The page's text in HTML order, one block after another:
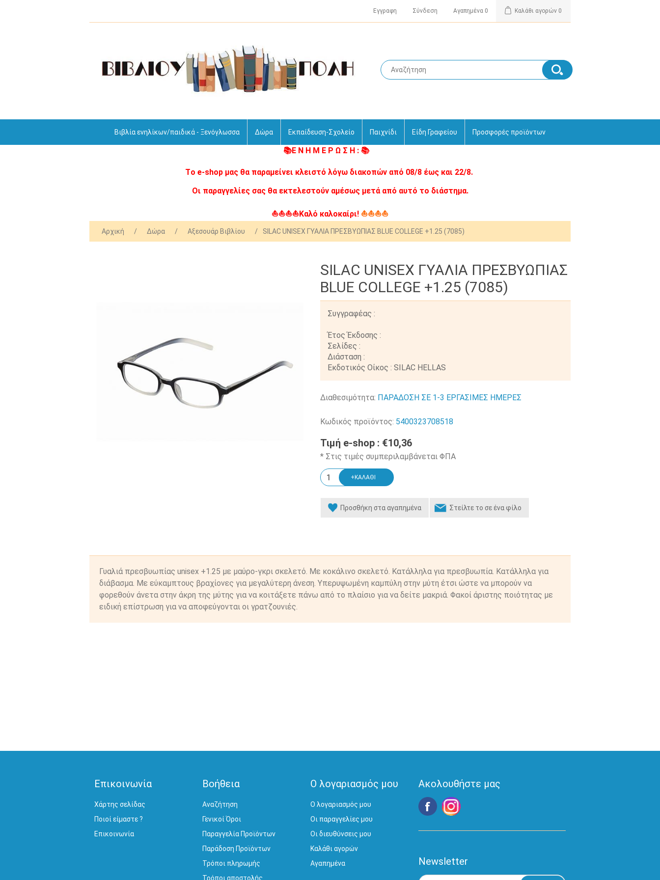
Εγγραφη Σύνδεση Αγαπημένα 0 Καλάθι αγορών 0
Βιβλία ενηλίκων/παιδικά - Ξενόγλωσσα Δώρα Εκπαίδευση-Σχολείο Παιχνίδι Είδη Γραφείου Προσφορές προϊόντων
📚Ε Ν Η Μ Ε Ρ Ω Σ Η : 📚
Tο e-shop μας θα παραμείνει κλειστό λόγω διακοπών από 08/8 έως και 22/8.
Οι παραγγελίες σας θα εκτελεστούν αμέσως μετά από αυτό το διάστημα.
⛵⛵⛵⛵Καλό καλοκαίρι! ⛵⛵⛵⛵
Αρχική / Δώρα / Αξεσουάρ Βιβλίου / SILAC UNISEX ΓΥΑΛΙΑ ΠΡΕΣΒΥΩΠΙΑΣ BLUE COLLEGE +1.25 (7085)
SILAC UNISEX ΓΥΑΛΙΑ ΠΡΕΣΒΥΩΠΙΑΣ
BLUE COLLEGE +1.25 (7085)
Συγγραφέας :
Έτος Έκδοσης :
Σελίδες :
Διάσταση :
Εκδοτικός Οίκος : SILAC HELLAS
Διαθεσιμότητα: ΠΑΡΑΔΟΣΗ ΣΕ 1-3 ΕΡΓΑΣΙΜΕΣ ΗΜΕΡΕΣ
Κωδικός προϊόντος: 5400323708518
Τιμή e-shop : €10,36
* Στις τιμές συμπεριλαμβάνεται ΦΠΑ
Γυαλιά πρεσβυωπίας unisex +1.25 με μαύρο-γκρι σκελετό. Με κοκάλινο σκελετό. Κατάλληλα για πρεσβυωπία. Κατάλληλα για
διάβασμα. Με εύκαμπτους βραχίονες για μεγαλύτερη άνεση. Υπερυψωμένη καμπύλη στην μύτη έτσι ώστε να μπορούν να
φορεθούν άνετα στην άκρη της μύτης για να κοιτάξετε πάνω από το πλαίσιο για να δείτε μακριά. Φακοί άριστης ποιότητας με
ειδική επίστρωση για να αποφεύγονται οι γρατζουνιές.
Επικοινωνία
Χάρτης σελίδας
Ποιοί είμαστε ?
Επικοινωνία
Βοήθεια
Αναζήτηση
Γενικοί Όροι
Παραγγελία Προϊόντων
Παράδοση Προϊόντων
Τρόποι πληρωμής
Τρόποι αποστολής
Ο λογαριασμός μου
Ο λογαριασμός μου
Οι παραγγελίες μου
Οι διευθύνσεις μου
Καλάθι αγορών
Αγαπημένα
Ακολουθήστε μας
Newsletter